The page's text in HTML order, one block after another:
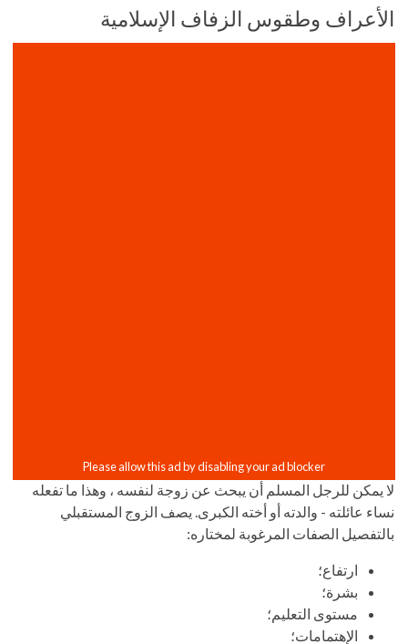
الأعراف وطقوس الزفاف الإسلامية
لا يمكن للرجل المسلم أن يبحث عن زوجة لنفسه ، وهذا ما تفعله
نساء عائلته - والدته أو أخته الكبرى. يصف الزوج المستقبلي
بالتفصيل الصفات المرغوبة لمختاره:
ارتفاع؛
بشرة؛
مستوى التعليم؛
الإهتمامات؛